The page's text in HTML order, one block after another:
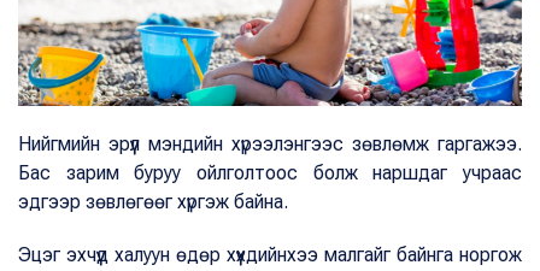
Нийгмийн эрүүл мэндийн хүрээлэнгээс зөвлөмж гаргажээ.
Бас зарим буруу ойлголтоос болж наршдаг учраас
эдгээр зөвлөгөөг хүргэж байна.
Эцэг эхчүүд халуун өдөр хүүхдийнхээ малгайг байнга норгож